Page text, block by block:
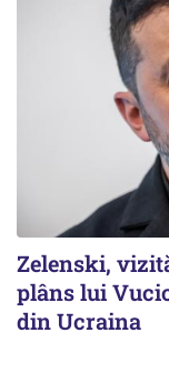
Zelenski,
plâns lui
din Ucraina